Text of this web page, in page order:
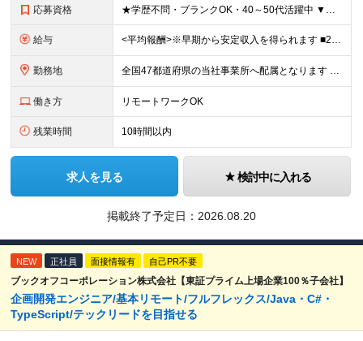
応募資格 ★学歴不問・ブランクOK・40～50代活躍中 ▼以下いずれかのご経験をお持ちの方 ■金融業界（保険会社や銀行、証券会社、信用金庫など）での就業経験 ■何かしらの営業経験をお持ちの方 ※ブランクのある方
給与 <平均報酬>※早期から安定収入を得られます ■2年目～：888万円 ■3年目～：960万円 ■4年目～：1028万円 ★成果連動型報酬（営業成績に応じて支給/45時間分固定残業代含む/超過分は別途支
勤務地 全国47都道府県の当社事業所へ配属となります ※居住地や希望の勤務先を考慮します ※リモートワークOK／転勤なし ＜本社＞ 東京都台東区浅草橋1-1-8 FP浅草橋ビル (変更の範囲)上記を除く当
働き方 リモートワークOK
残業時間 10時間以内
求人を見る 検討中に入れる
掲載終了予定日： 2026.08.20
NEW 正社員 面接情報有 自己PR不要
ブックオフコーポレーション株式会社【東証プライム上場企業100％子会社】
企画開発エンジニア/基本リモート/フルフレックス/Java・C#・
TypeScript/テックリードを目指せる